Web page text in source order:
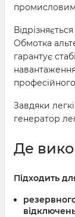
Обмотка
гарантує
Завдяки
генератор
Де
Підходить